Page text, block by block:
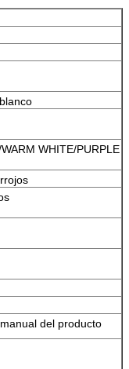
WHITE/PURPLE
del producto